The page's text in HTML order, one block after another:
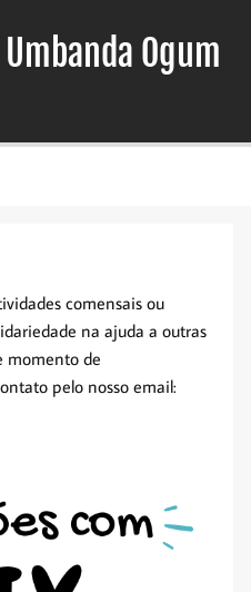
Ogum
comensais ou
na ajuda a outras
momento de
pelo nosso email: